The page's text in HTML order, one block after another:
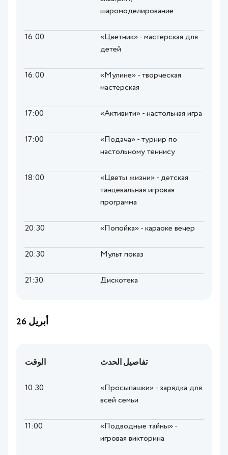
шаромоделирование
16:00
«Цветник» - мастерская для
детей
16:00
«Мулине» - творческая
мастерская
17:00 «Активити» - настольная игра
17:00
«Подача» - турнир по
настольному теннису
18:00
«Цветы жизни» - детская
танцевальная игровая
программа
20:30 «Попойка» - караоке вечер
20:30 Мульт показ
21:30 Дискотека
26 أبريل
الوقت تفاصيل الحدث
10:30
«Просыпашки» - зарядка для
всей семьи
11:00
«Подводные тайны» -
игровая викторина